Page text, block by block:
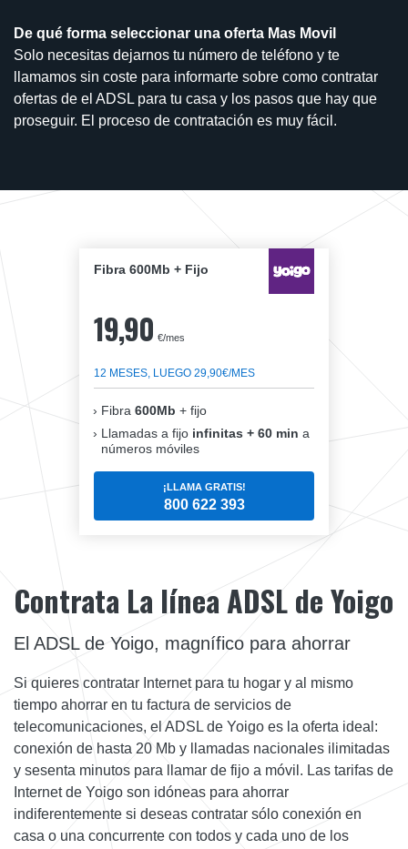
De qué forma seleccionar una oferta Mas Movil
Solo necesitas dejarnos tu número de teléfono y te
llamamos sin coste para informarte sobre como contratar
ofertas de el ADSL para tu casa y los pasos que hay que
proseguir. El proceso de contratación es muy fácil.
Fibra 600Mb + Fijo
19,90 €/mes
12 MESES, LUEGO 29,90€/MES
Fibra 600Mb + fijo
Llamadas a fijo infinitas + 60 min a
números móviles
¡LLAMA GRATIS!
800 622 393
Contrata La línea ADSL de Yoigo
El ADSL de Yoigo, magnífico para ahorrar
Si quieres contratar Internet para tu hogar y al mismo
tiempo ahorrar en tu factura de servicios de
telecomunicaciones, el ADSL de Yoigo es la oferta ideal:
conexión de hasta 20 Mb y llamadas nacionales ilimitadas
y sesenta minutos para llamar de fijo a móvil. Las tarifas de
Internet de Yoigo son idóneas para ahorrar
indiferentemente si deseas contratar sólo conexión en
casa o una concurrente con todos y cada uno de los